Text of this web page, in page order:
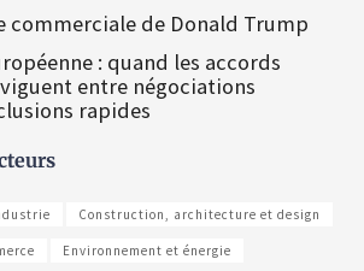
commerciale de Donald Trump
: quand les accords
entre négociations
rapides
Construction, architecture et design
Environnement et énergie